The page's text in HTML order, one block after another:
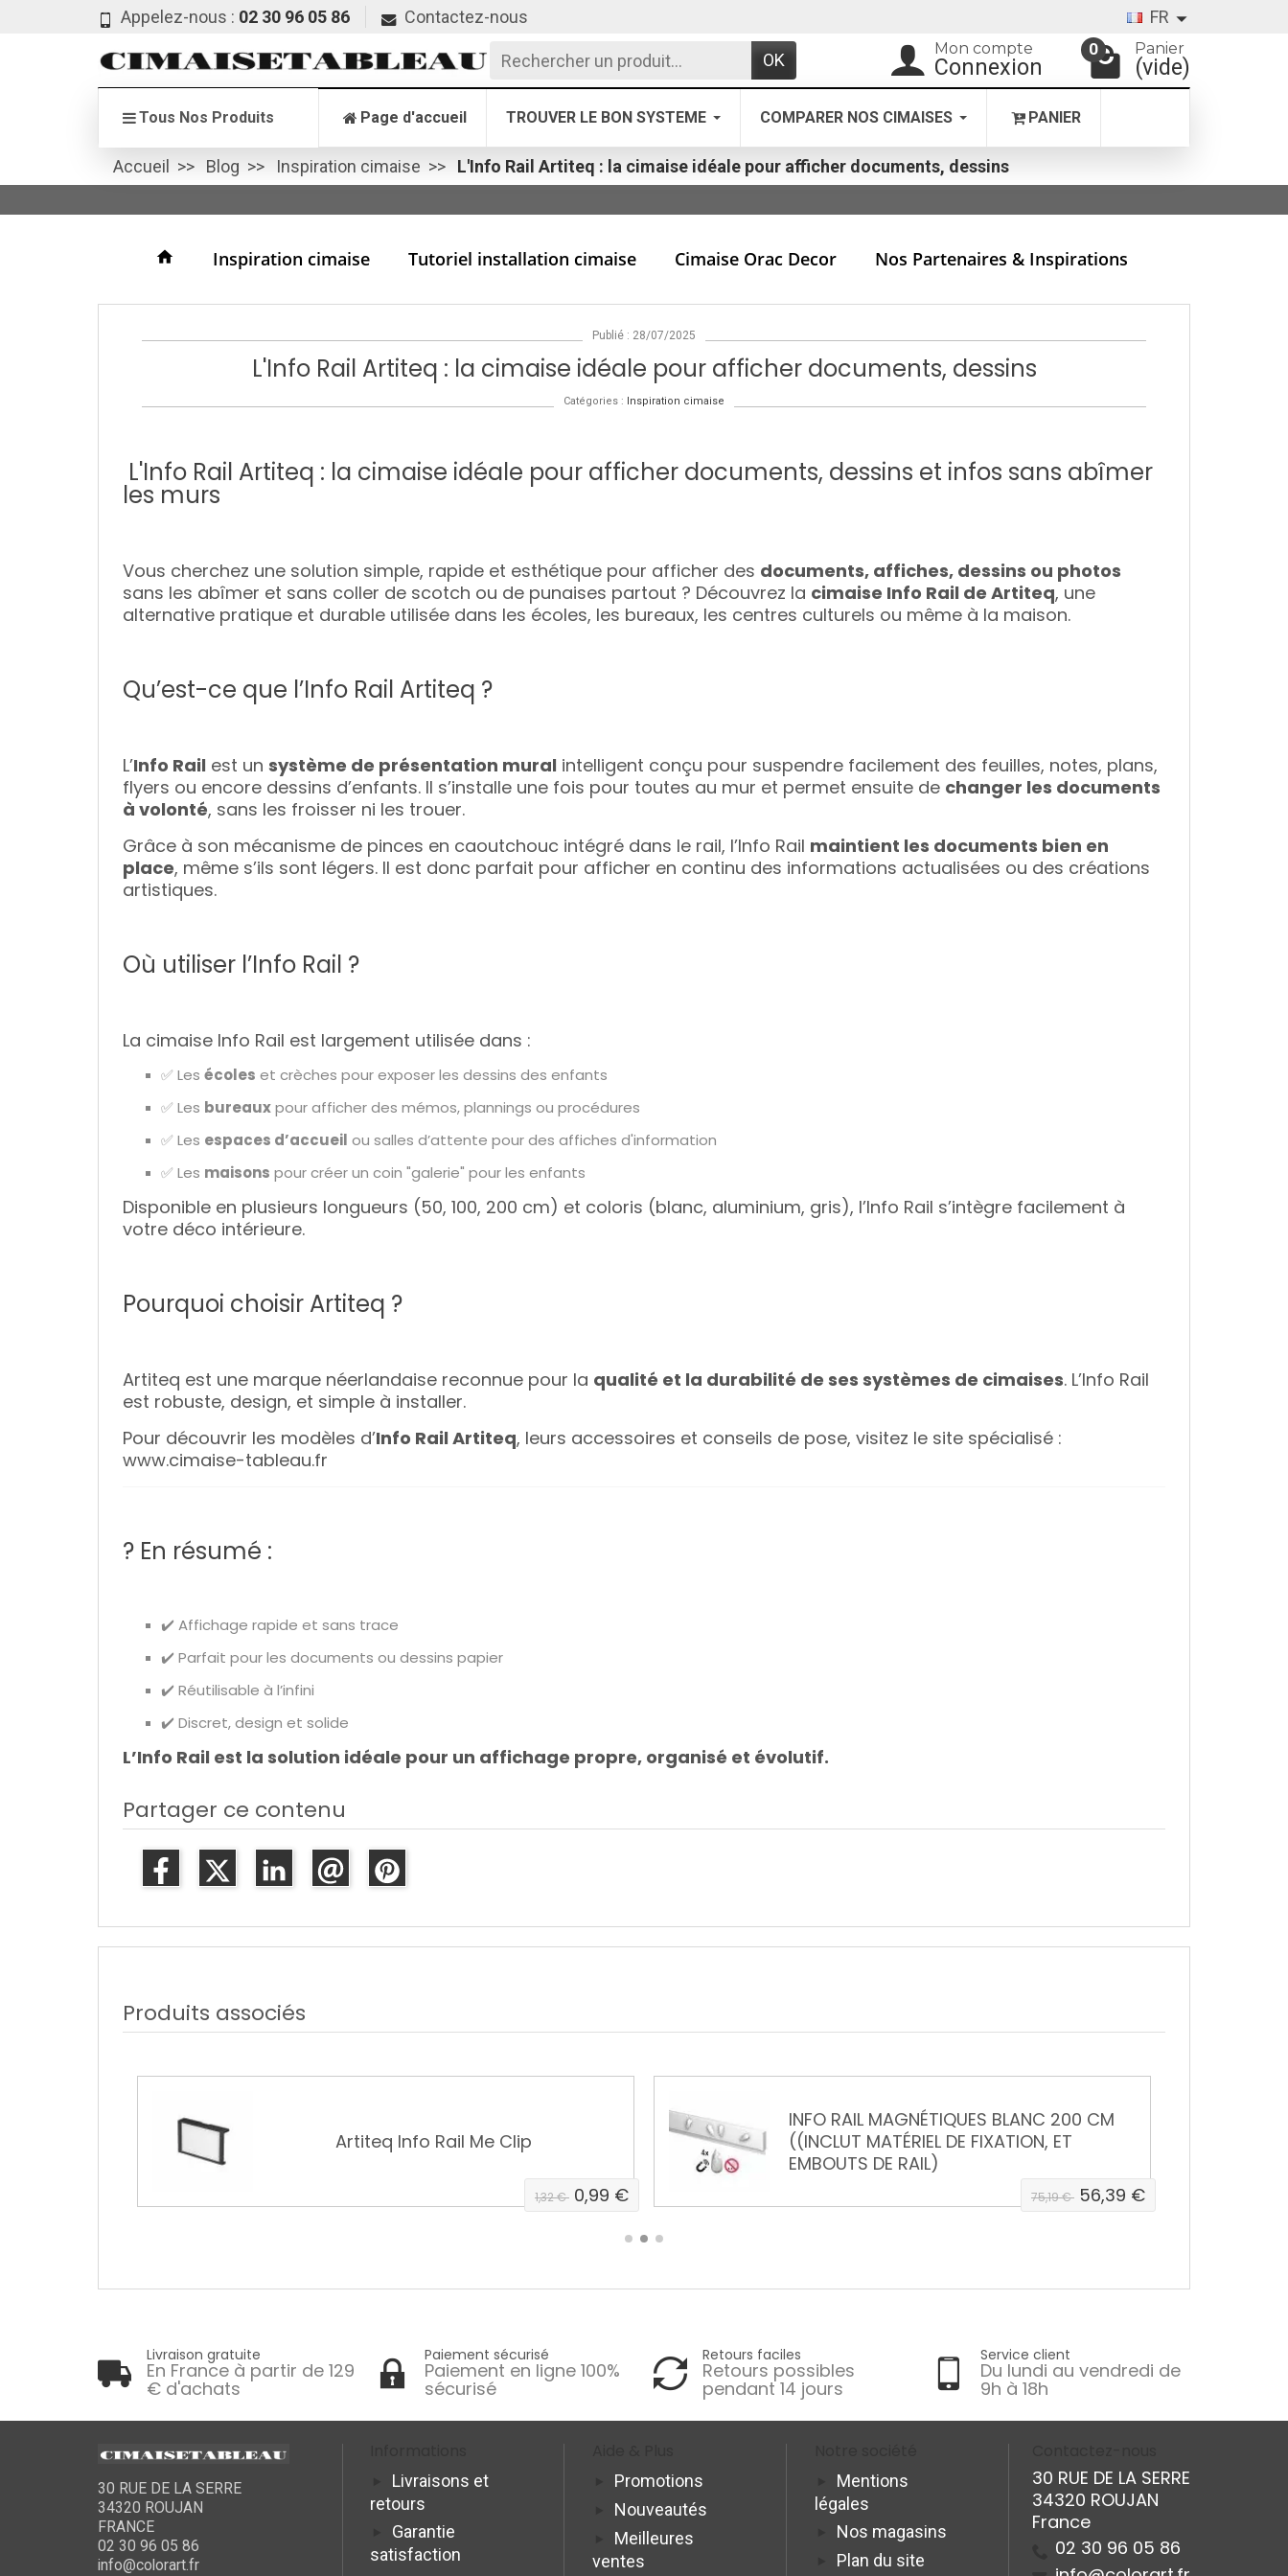
Appelez-nous : 02 30 96 05 86 Contactez-nous FR
OK
Mon compte
Connexion
0 Panier
(vide)
Tous Nos Produits Page d'accueil TROUVER LE BON SYSTEME COMPARER NOS CIMAISES PANIER
Accueil Blog Inspiration cimaise L'Info Rail Artiteq : la cimaise idéale pour afficher documents, dessins
home Inspiration cimaise Tutoriel installation cimaise Cimaise Orac Decor Nos Partenaires & Inspirations
Publié : 28/07/2025
L'Info Rail Artiteq : la cimaise idéale pour afficher documents, dessins
Catégories : Inspiration cimaise
L'Info Rail Artiteq : la cimaise idéale pour afficher documents, dessins et infos sans abîmer
les murs
Vous cherchez une solution simple, rapide et esthétique pour afficher des documents, affiches, dessins ou photos
sans les abîmer et sans coller de scotch ou de punaises partout ? Découvrez la cimaise Info Rail de Artiteq, une
alternative pratique et durable utilisée dans les écoles, les bureaux, les centres culturels ou même à la maison.
Qu’est-ce que l’Info Rail Artiteq ?
L’Info Rail est un système de présentation mural intelligent conçu pour suspendre facilement des feuilles, notes, plans,
flyers ou encore dessins d’enfants. Il s’installe une fois pour toutes au mur et permet ensuite de changer les documents
à volonté, sans les froisser ni les trouer.
Grâce à son mécanisme de pinces en caoutchouc intégré dans le rail, l’Info Rail maintient les documents bien en
place, même s’ils sont légers. Il est donc parfait pour afficher en continu des informations actualisées ou des créations
artistiques.
Où utiliser l’Info Rail ?
La cimaise Info Rail est largement utilisée dans :
✅ Les écoles et crèches pour exposer les dessins des enfants
✅ Les bureauxpour afficher des mémos, plannings ou procédures
✅ Les espaces d’accueil ou salles d’attente pour des affiches d'information
✅ Les maisons pour créer un coin "galerie" pour les enfants
Disponible en plusieurs longueurs (50, 100, 200 cm) et coloris (blanc, aluminium, gris), l’Info Rail s’intègre facilement à
votre déco intérieure.
Pourquoi choisir Artiteq ?
Artiteq est une marque néerlandaise reconnue pour la qualité et la durabilité de ses systèmes de cimaises. L’Info Rail
est robuste, design, et simple à installer.
Pour découvrir les modèles d’Info Rail Artiteq, leurs accessoires et conseils de pose, visitez le site spécialisé :
www.cimaise-tableau.fr
? En résumé :
✔️ Affichage rapide et sans trace
✔️ Parfait pour les documents ou dessins papier
✔️ Réutilisable à l’infini
✔️ Discret, design et solide
L’Info Rail est la solution idéale pour un affichage propre, organisé et évolutif.
Partager ce contenu
Produits associés
((INCLUT MATÉRIEL DE FIXATION, ET
75,19 € 56,39 €
Cimaise Inforail pour dessin et poster (
Matériel de fixation et embouts inclues)
14,40 € 10,80 €
Livraison gratuite
En France à partir de 129
€ d'achats
Paiement sécurisé
Paiement en ligne 100%
sécurisé
Retours faciles
Retours possibles
pendant 14 jours
Service client
Du lundi au vendredi de
9h à 18h
30 RUE DE LA SERRE
34320 ROUJAN
FRANCE
02 30 96 05 86
info@colorart.fr
Livraisons et
retours
Garantie
satisfaction
Promotions
Nouveautés
Meilleures
ventes
Mentions
légales
Nos magasins
Plan du site
30 RUE DE LA SERRE
34320 ROUJAN
France
02 30 96 05 86